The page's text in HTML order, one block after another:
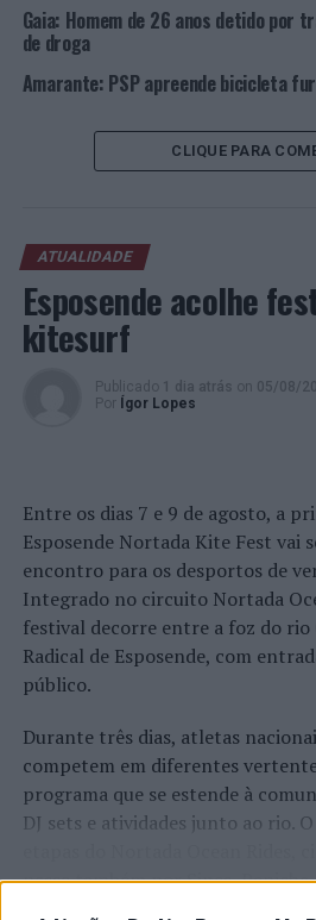
TÓPICOS RELACIONADOS:
LISBOA
PSP
PRÓXIMO
“De que forma o MBA pode mudar
Alumni Talk da Católica Porto
Gaia: Homem de 26 anos detido por
de droga
Amarante: PSP apreende bicicleta
CLIQUE PARA
ATUALIDADE
Esposende acolhe
kitesurf
Publicado 1 dia atrás on 05/08/
Por
Ígor Lopes
Entre os dias 7 e 9 de agosto, a
Esposende Nortada Kite Fest vai
encontro para os desportos de
Integrado no circuito Nortada
festival decorre entre a foz do rio
Radical de Esposende, com
público.
Durante três dias, atletas
competem em diferentes
programa que se estende à
DJ sets e atividades junto ao rio.
passa também por Sines,